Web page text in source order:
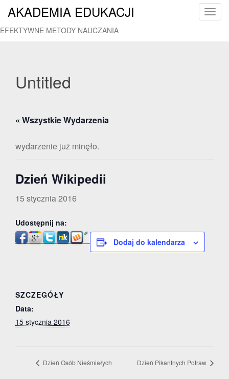
T
AKADEMIA EDUKACJI
EFEKTYWNE METODY NAUCZANIA
Untitled
« Wszystkie Wydarzenia
wydarzenie już minęło.
Dzień Wikipedii
15 stycznia 2016
Udostępnij na:
Dodaj do kalendarza
SZCZEGÓŁY
Data:
15 stycznia 2016
Dzień Osób Nieśmiałych Dzień Pikantnych Potraw